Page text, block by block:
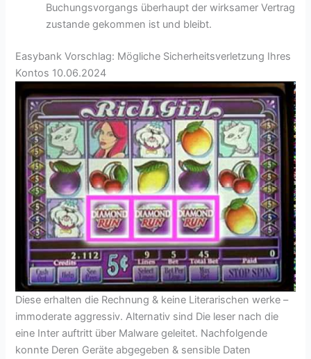
Buchungsvorgangs überhaupt der wirksamer Vertrag
zustande gekommen ist und bleibt.
Easybank Vorschlag: Mögliche Sicherheitsverletzung Ihres
Kontos 10.06.2024
Diese erhalten die Rechnung & keine Literarischen werke –
immoderate aggressiv. Alternativ sind Die leser nach die
eine Inter auftritt über Malware geleitet. Nachfolgende
konnte Deren Geräte abgegeben & sensible Daten